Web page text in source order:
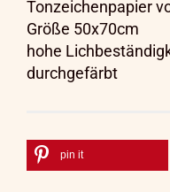
Tonzeichenpapier
Größe 50x70cm
hohe
durchgefärbt
pin it